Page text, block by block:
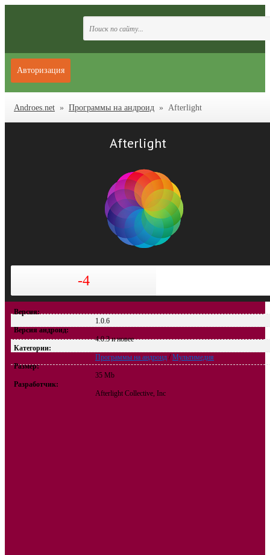
Авторизация
Androes.net » Программы на андроид » Afterlight
Afterlight
-4
Версия:
1.0.6
Версия андроид:
4.0.3 и новее
Категории:
Программы на андроид /Мультимедия
Размер:
35 Mb
Разработчик:
Afterlight Collective, Inc